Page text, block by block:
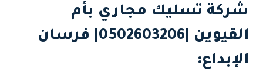
شركة تسليك مجاري بأم
القيوين |0502603206|
فرسان
الإبداع: